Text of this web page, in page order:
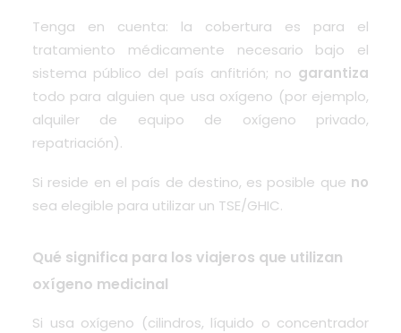
Tenga en cuenta: la cobertura es para el
tratamiento médicamente necesario bajo el
sistema público del país anfitrión; no garantiza
todo para alguien que usa oxígeno (por ejemplo,
alquiler de equipo de oxígeno privado,
repatriación).
Si reside en el país de destino, es posible que no
sea elegible para utilizar un TSE/GHIC.
Qué significa para los viajeros que utilizan
oxígeno medicinal
Si usa oxígeno (cilindros, líquido o concentrador